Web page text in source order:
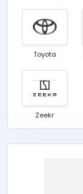
Toyota
Zeekr